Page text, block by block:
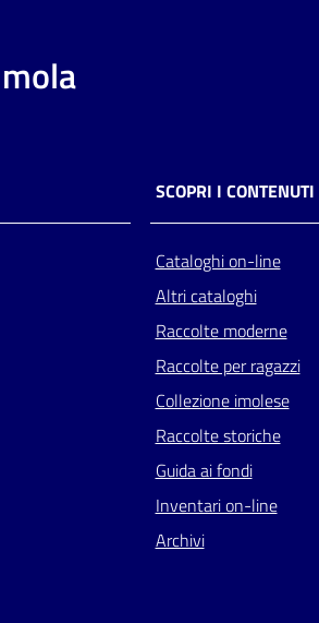
SCOPRI I CONTENUTI
Cataloghi on-line
Altri cataloghi
Raccolte moderne
Raccolte per ragazzi
Collezione imolese
Raccolte storiche
Guida ai fondi
Inventari on-line
Archivi